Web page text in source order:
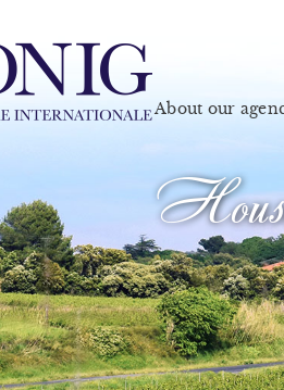
About our